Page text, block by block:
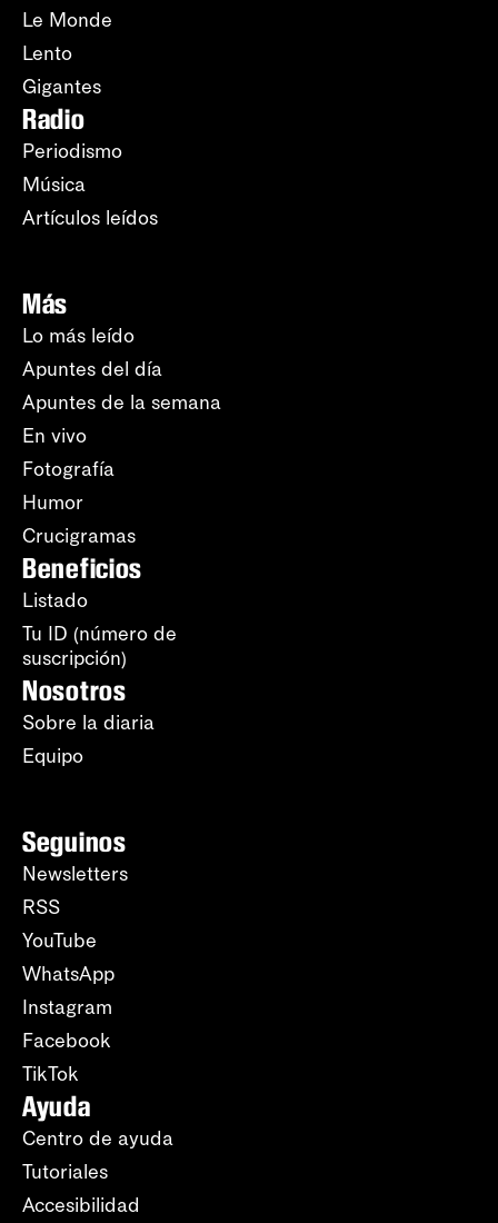
Le Monde
Lento
Gigantes
Radio
Periodismo
Música
Artículos leídos
Más
Lo más leído
Apuntes del día
Apuntes de la semana
En vivo
Fotografía
Humor
Crucigramas
Beneficios
Listado
Tu ID (número de
suscripción)
Nosotros
Sobre la diaria
Equipo
Seguinos
Newsletters
RSS
YouTube
WhatsApp
Instagram
Facebook
TikTok
Ayuda
Centro de ayuda
Tutoriales
Accesibilidad